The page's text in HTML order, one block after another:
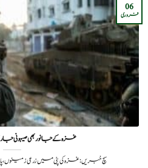
غزہ کے جانور بھی صیہونی
سچ خبریں: غزہ کی پٹی میں زرعی زمینوں،
06
فروری